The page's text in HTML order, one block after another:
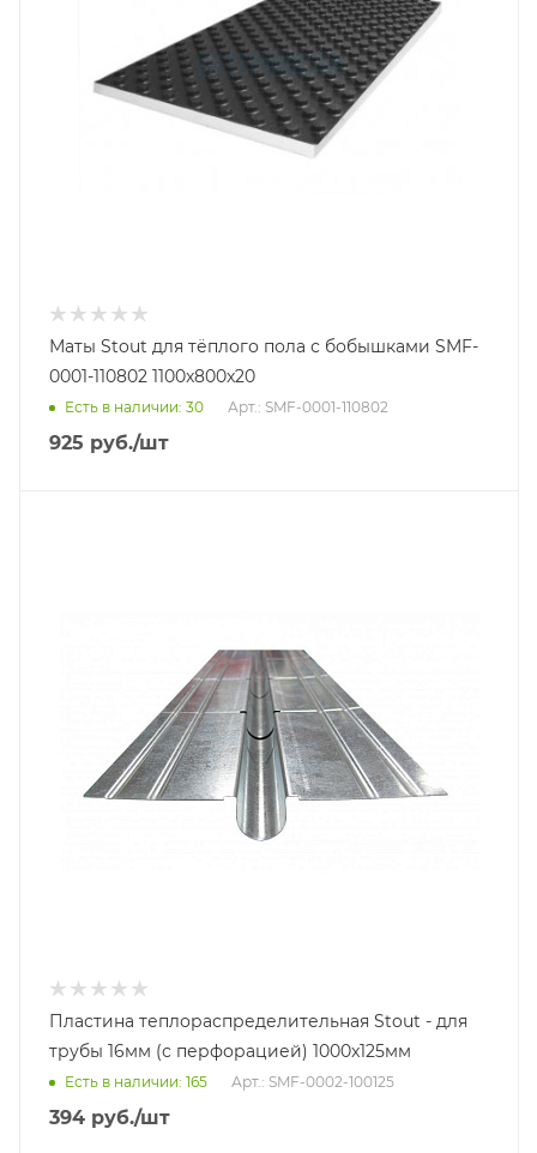
Маты Stout для тёплого пола с бобышками SMF-
0001-110802 1100x800x20
Есть в наличии: 30 Арт.: SMF-0001-110802
925 руб./шт
Пластина теплораспределительная Stout - для
трубы 16мм (с перфорацией) 1000x125мм
Есть в наличии: 165 Арт.: SMF-0002-100125
394 руб./шт